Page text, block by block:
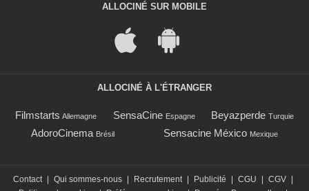
ALLOCINÉ SUR MOBILE
ALLOCINÉ À L'ÉTRANGER
Filmstarts Allemagne SensaCine Espagne Beyazperde Turquie
AdoroCinema Brésil Sensacine México Mexique
Contact | Qui sommes-nous | Recrutement | Publicité | CGU | CGV |